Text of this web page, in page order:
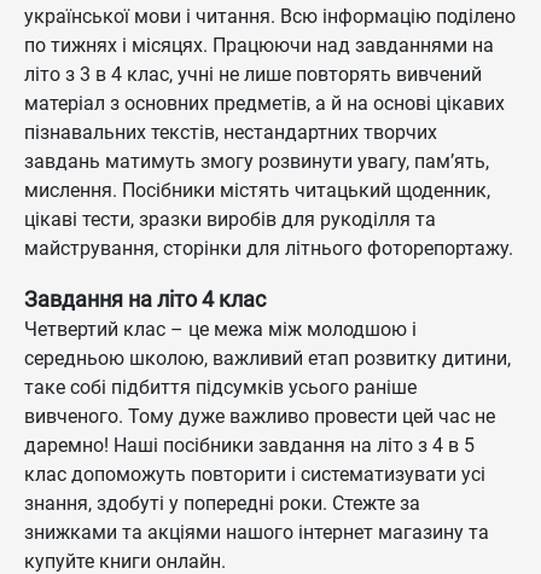
української мови і читання. Всю інформацію поділено
по тижнях і місяцях. Працюючи над завданнями на
літо з 3 в 4 клас, учні не лише повторять вивчений
матеріал з основних предметів, а й на основі цікавих
пізнавальних текстів, нестандартних творчих
завдань матимуть змогу розвинути увагу, пам’ять,
мислення. Посібники містять читацький щоденник,
цікаві тести, зразки виробів для рукоділля та
майстрування, сторінки для літнього фоторепортажу.
Завдання на літо 4 клас
Четвертий клас – це межа між молодшою і
середньою школою, важливий етап розвитку дитини,
таке собі підбиття підсумків усього раніше
вивченого. Тому дуже важливо провести цей час не
даремно! Наші посібники завдання на літо з 4 в 5
клас допоможуть повторити і систематизувати усі
знання, здобуті у попередні роки. Стежте за
знижками та акціями нашого інтернет магазину та
купуйте книги онлайн.